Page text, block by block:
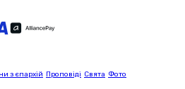
з єпархій Проповіді Свята Фото